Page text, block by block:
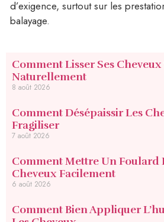
d’exigence, surtout sur les
balayage.
Comment Lisser Ses
Naturellement
8 août 2026
Comment Désépaissir Les
Fragiliser
7 août 2026
Comment Mettre Un Foulard
Cheveux Facilement
6 août 2026
Comment Bien Appliquer